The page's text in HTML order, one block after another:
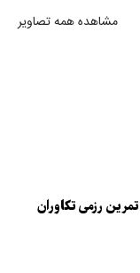
مشاهده همه تصاویر
رزمی تکاوران